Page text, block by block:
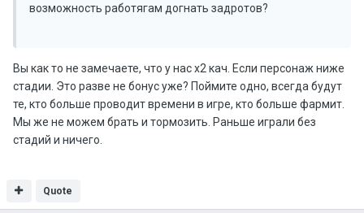
возможность работягам догнать задротов?
Вы как то не замечаете, что у нас х2 кач. Если персонаж ниже
стадии. Это разве не бонус уже? Поймите одно, всегда будут
те, кто больше проводит времени в игре, кто больше фармит.
Мы же не можем брать и тормозить. Раньше играли без
стадий и ничего.
Quote